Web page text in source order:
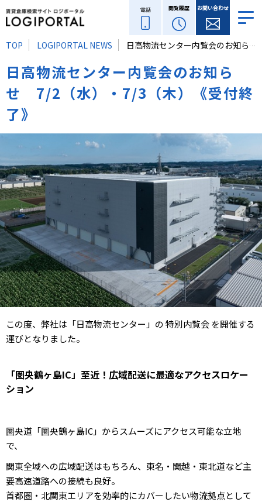
電話 閲覧履歴 お問い合わせ
TOP LOGIPORTAL NEWS 日高物流センター内覧会のお知らせ 7/2（水）・7/3（木）《受付終了》
日高物流センター内覧会のお知ら
せ 7/2（水）・7/3（木）《受付終
了》
この度、弊社は「日高物流センター」の 特別内覧会 を開催する
運びとなりました。
「圏央鶴ヶ島IC」至近！広域配送に最適なアクセスロケー
ション
圏央道「圏央鶴ヶ島IC」からスムーズにアクセス可能な立地
で、
関東全域への広域配送はもちろん、東名・関越・東北道など主
要高速道路への接続も良好。
首都圏・北関東エリアを効率的にカバーしたい物流拠点として